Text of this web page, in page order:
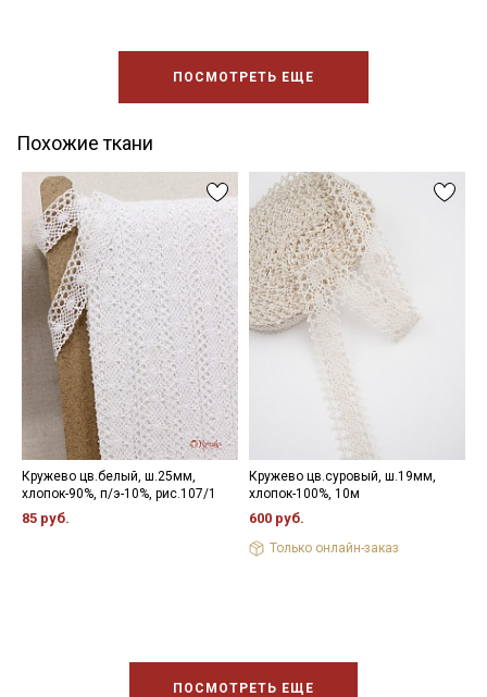
ПОСМОТРЕТЬ ЕЩЕ
Похожие ткани
Кружево цв.белый, ш.25мм,
хлопок-90%, п/э-10%, рис.107/1
85 руб.
Кружево цв.суровый, ш.19мм,
хлопок-100%, 10м
600 руб.
Только онлайн-заказ
ПОСМОТРЕТЬ ЕЩЕ